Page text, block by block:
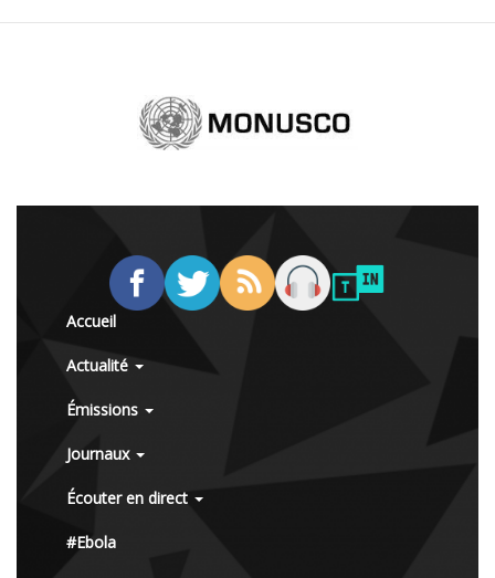
Accueil
Actualité
Émissions
Journaux
Écouter en direct
#Ebola